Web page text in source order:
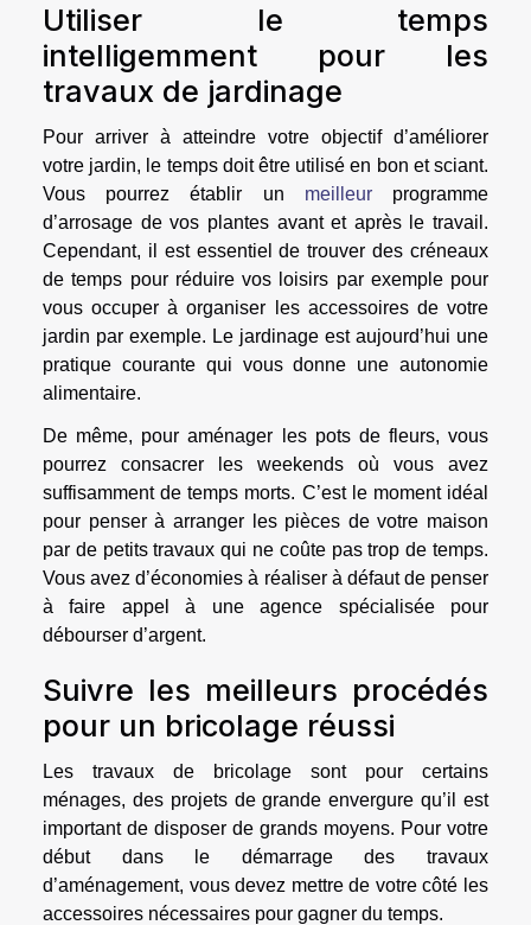
Utiliser le temps
intelligemment pour les
travaux de jardinage
Pour arriver à atteindre votre objectif d’améliorer
votre jardin, le temps doit être utilisé en bon et sciant.
Vous pourrez établir un meilleurprogramme
d’arrosage de vos plantes avant et après le travail.
Cependant, il est essentiel de trouver des créneaux
de temps pour réduire vos loisirs par exemple pour
vous occuper à organiser les accessoires de votre
jardin par exemple. Le jardinage est aujourd’hui une
pratique courante qui vous donne une autonomie
alimentaire.
De même, pour aménager les pots de fleurs, vous
pourrez consacrer les weekends où vous avez
suffisamment de temps morts. C’est le moment idéal
pour penser à arranger les pièces de votre maison
par de petits travaux qui ne coûte pas trop de temps.
Vous avez d’économies à réaliser à défaut de penser
à faire appel à une agence spécialisée pour
débourser d’argent.
Suivre les meilleurs procédés
pour un bricolage réussi
Les travaux de bricolage sont pour certains
ménages, des projets de grande envergure qu’il est
important de disposer de grands moyens. Pour votre
début dans le démarrage des travaux
d’aménagement, vous devez mettre de votre côté les
accessoires nécessaires pour gagner du temps.